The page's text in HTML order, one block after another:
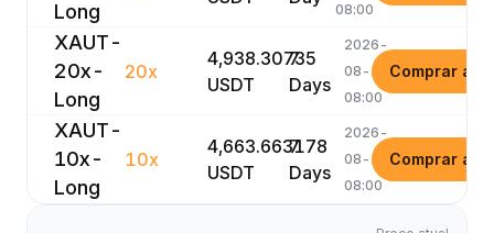
Long
08:00
XAUT-
20x-
Long
20x
4,938.30735
USDT
7
Days
2026-
08-16
08:00
Comprar
XAUT-
10x-
Long
10x
4,663.663178
USDT
7
Days
2026-
08-16
08:00
Comprar